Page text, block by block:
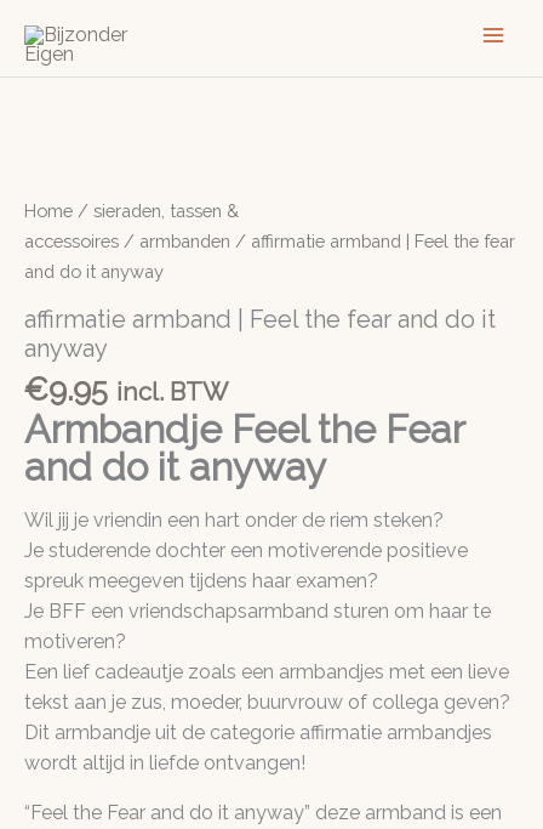
naar
de
Home / sieraden, tassen &
accessoires / armbanden / affirmatie armband | Feel the fear
and do it anyway
affirmatie armband | Feel the fear and do it
anyway
€9.95 incl. BTW
Armbandje Feel the Fear
and do it anyway
Wil jij je vriendin een hart onder de riem steken?
Je studerende dochter een motiverende positieve
spreuk meegeven tijdens haar examen?
Je BFF een vriendschapsarmband sturen om haar te
motiveren?
Een lief cadeautje zoals een armbandjes met een lieve
tekst aan je zus, moeder, buurvrouw of collega geven?
Dit armbandje uit de categorie affirmatie armbandjes
wordt altijd in liefde ontvangen!
“Feel the Fear and do it anyway” deze armband is een